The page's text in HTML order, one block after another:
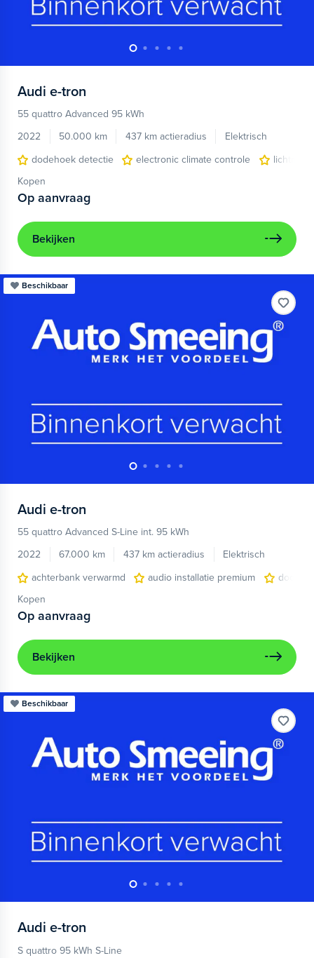
Audi e-tron
55 quattro Advanced 95 kWh
2022
50.000 km 437 km actieradius
Elektrisch
dodehoek detectie
electronic climate controle
Kopen
Op aanvraag
Bekijken
Beschikbaar
Audi e-tron
55 quattro Advanced S-Line int. 95 kWh
2022
67.000 km 437 km actieradius
Elektrisch
achterbank verwarmd
audio installatie premium
Kopen
Op aanvraag
Bekijken
Beschikbaar
Audi e-tron
S quattro 95 kWh S-Line